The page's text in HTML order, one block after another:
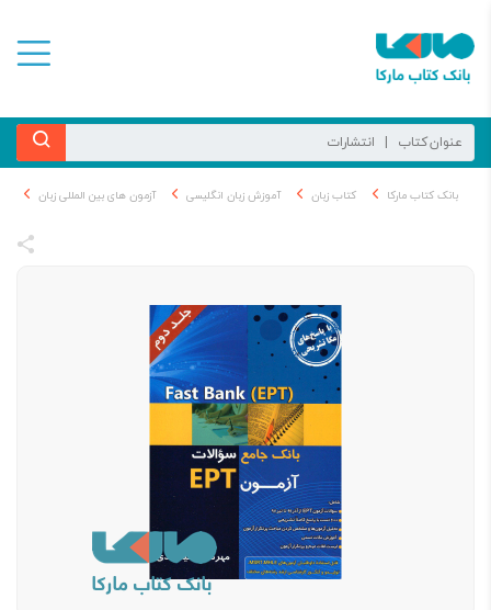
بانک کتاب مارکا کتاب زبان آموزش زبان انگلیسی آزمون های بین المللی زبان